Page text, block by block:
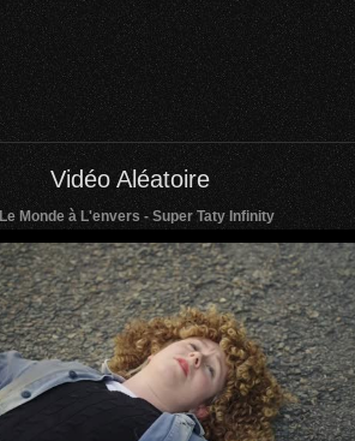
Vidéo Aléatoire
Le Monde à L'envers - Super Taty Infinity